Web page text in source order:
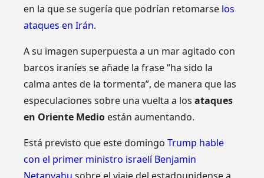
en la que se sugería que podrían retomarse los
ataques en Irán.
A su imagen superpuesta a un mar agitado con
barcos iraníes se añade la frase “ha sido la
calma antes de la tormenta”, de manera que las
especulaciones sobre una vuelta a losataques
en Oriente Medio están aumentando.
Está previsto que este domingoTrump hable
con el primer ministro israelí Benjamin